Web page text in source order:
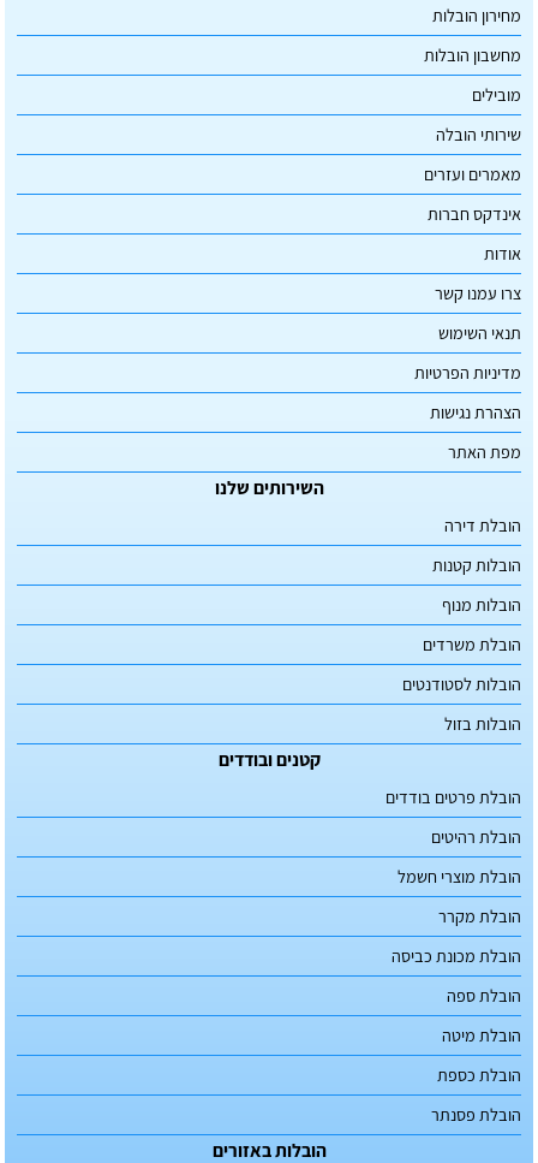
מחירון הובלות
מחשבון הובלות
מובילים
שירותי הובלה
מאמרים ועזרים
אינדקס חברות
אודות
צרו עמנו קשר
תנאי השימוש
מדיניות הפרטיות
הצהרת נגישות
מפת האתר
השירותים שלנו
הובלת דירה
הובלות קטנות
הובלות מנוף
הובלת משרדים
הובלות לסטודנטים
הובלות בזול
קטנים ובודדים
הובלת פרטים בודדים
הובלת רהיטים
הובלת מוצרי חשמל
הובלת מקרר
הובלת מכונת כביסה
הובלת ספה
הובלת מיטה
הובלת כספת
הובלת פסנתר
הובלות באזורים